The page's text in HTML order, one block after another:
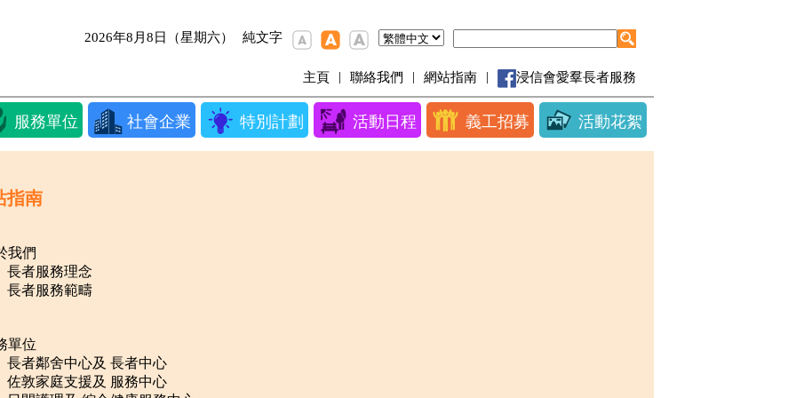
2026年8月8日（星期六） 純文字
主頁 | 聯絡我們 | 網站指南 | 浸信會愛羣長者服務
服務單位 社會企業 特別計劃 活動日程 義工招募 活動花絮
指南
我們
長者服務理念
長者服務範疇
單位
長者鄰舍中心及 長者中心
佐敦家庭支援及 服務中心